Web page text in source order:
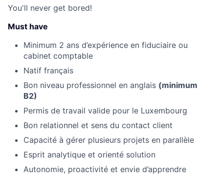
You'll never get bored!
Must have
Minimum 2 ans d’expérience en fiduciaire ou
cabinet comptable
Natif français
Bon niveau professionnel en anglais (minimum
B2)
Permis de travail valide pour le Luxembourg
Bon relationnel et sens du contact client
Capacité à gérer plusieurs projets en parallèle
Esprit analytique et orienté solution
Autonomie, proactivité et envie d’apprendre